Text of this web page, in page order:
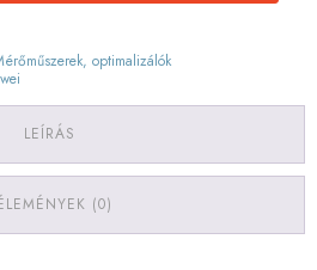
optimalizálók
LEÍRÁS
(0)